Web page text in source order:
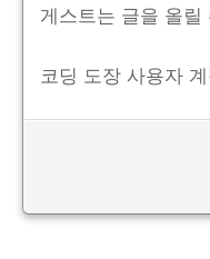
게스트는 글을 올릴
코딩 도장 사용자